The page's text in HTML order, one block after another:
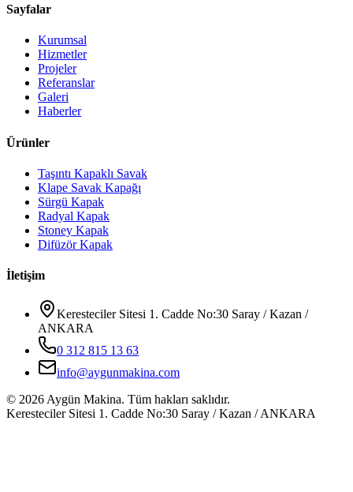
Sayfalar
Kurumsal
Hizmetler
Projeler
Referanslar
Galeri
Haberler
Ürünler
Taşıntı Kapaklı Savak
Klape Savak Kapağı
Sürgü Kapak
Radyal Kapak
Stoney Kapak
Difüzör Kapak
İletişim
Keresteciler Sitesi 1. Cadde No:30 Saray / Kazan /
ANKARA
0 312 815 13 63
info@aygunmakina.com
© 2026Aygün Makina. Tüm hakları saklıdır.
Keresteciler Sitesi 1. Cadde No:30 Saray / Kazan / ANKARA